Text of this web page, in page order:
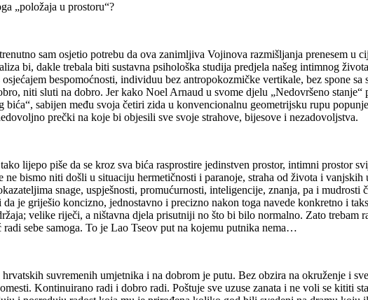
„položaja u prostoru“?
sam osjetio potrebu da ova zanimljiva Vojinova razmišljanja prenesem u
bi, dakle trebala biti sustavna psihološka studija predjela našeg intimnog
bespomoćnosti, individuu bez antropokozmičke vertikale, bez spone
niti sluti na dobro. Jer kako Noel Arnaud u svome djelu „Nedovršeno
bića“, sabijen među svoja četiri zida u konvencionalnu geometrijsku rupu
prečki na koje bi objesili sve svoje strahove, bijesove i nezadovoljstva.
lijepo piše da se kroz sva bića rasprostire jedinstven prostor, intimni prostor
bismo niti došli u situaciju hermetičnosti i paranoje, straha od života i
snage, uspješnosti, promućurnosti, inteligencije, znanja, pa i
je griješio koncizno, jednostavno i precizno nakon toga navede konkretno i
velike riječi, a ništavna djela prisutniji no što bi bilo normalno. Zato
sebe samoga. To je Lao Tseov put na kojemu putnika nema…
suvremenih umjetnika i na dobrom je putu. Bez obzira na okruženje i
Kontinuirano radi i dobro radi. Poštuje sve uzuse zanata i ne voli se